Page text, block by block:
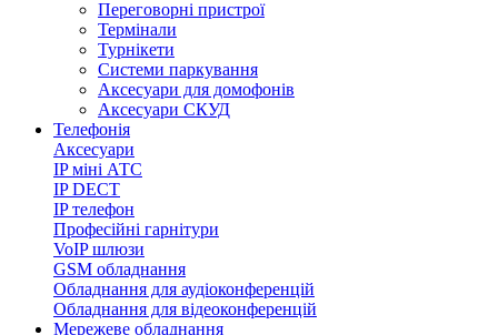
Переговорні пристрої
Термінали
Турнікети
Системи паркування
Аксесуари для домофонів
Аксесуари СКУД
Телефонія
Аксесуари
IP міні АТС
IP DECT
IP телефон
Професійні гарнітури
VoIP шлюзи
GSM обладнання
Обладнання для аудіоконференцій
Обладнання для відеоконференцій
Мережеве обладнання